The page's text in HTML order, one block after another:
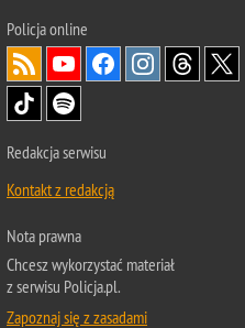
Policjaonline
Redakcja serwisu
Kontakt z redakcją
Nota prawna
Chcesz wykorzystać materiał
z serwisu Policja.pl.
Zapoznaj się z zasadami